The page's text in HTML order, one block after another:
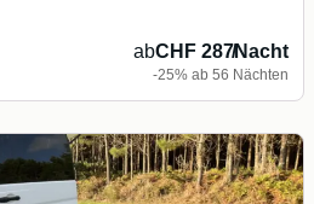
abCHF 287/Nacht
-25% ab 56 Nächten